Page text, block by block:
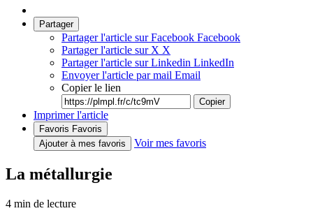
Partager
Partager l'article sur Facebook Facebook
Partager l'article sur X X
Partager l'article sur Linkedin LinkedIn
Envoyer l'article par mail Email
Copier le lien
Copier
Imprimer l'article
Favoris Favoris
Ajouter à mes favoris
Voir mes favoris
La métallurgie
4 min de lecture